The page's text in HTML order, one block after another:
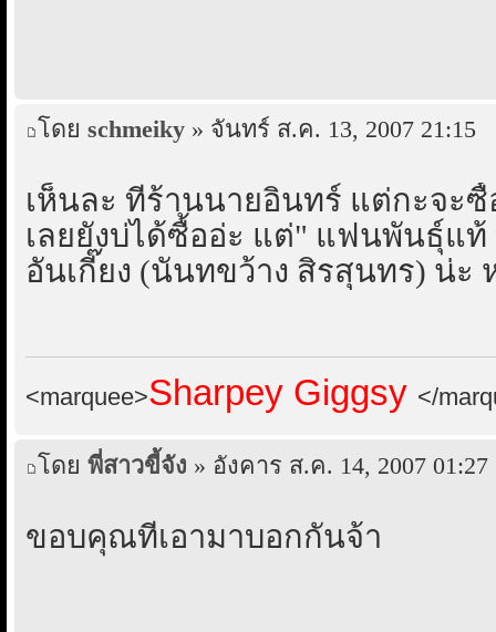
โดย schmeiky » จันทร์ ส.ค. 13, 2007 21:15
เห็นละ ที่ร้านนายอินทร์ แต่กะจะ
เลยยังบ่ได้ซื้ออ่ะ แต่" แฟนพันธุ์แ
อันเกี๊ยง (นันทขว้าง สิรสุนทร) น่
<marquee>Sharpey Giggsy </
โดย พี่สาวขี้จัง » อังคาร ส.ค. 14, 2007 01:27
ขอบคุณที่เอามาบอกกันจ้า